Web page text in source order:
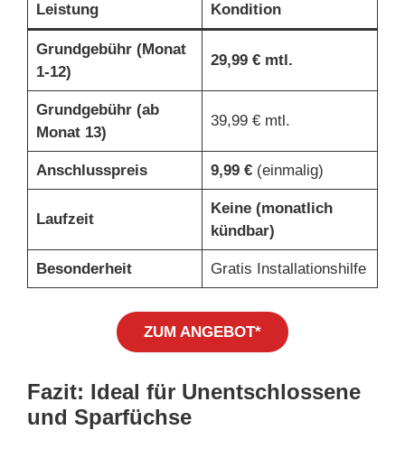
Leistung Kondition
Grundgebühr (Monat
1-12)
29,99 € mtl.
Grundgebühr (ab
Monat 13)
39,99 € mtl.
Anschlusspreis 9,99 €(einmalig)
Laufzeit
Keine (monatlich
kündbar)
Besonderheit Gratis Installationshilfe
ZUM ANGEBOT*
Fazit: Ideal für Unentschlossene
und Sparfüchse